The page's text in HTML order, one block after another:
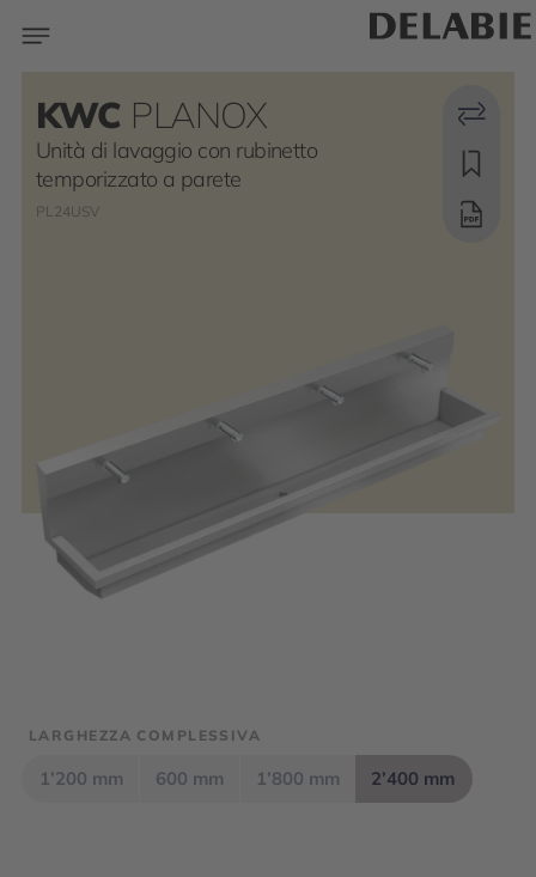
KWC PLANOX
Unità di lavaggio con rubinetto
temporizzato a parete
PL24USV
LARGHEZZA COMPLESSIVA
1’200 mm 600 mm 1’800 mm 2’400 mm